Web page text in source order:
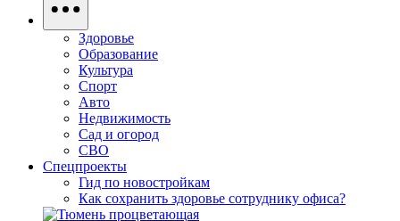
Здоровье
Образование
Культура
Спорт
Авто
Недвижимость
Сад и огород
СВО
Спецпроекты
Гид по новостройкам
Как сохранить здоровье сотруднику офиса?